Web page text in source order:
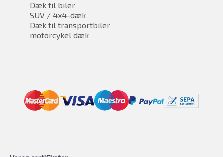
Dæk til biler
SUV / 4x4-dæk
Dæk til transportbiler
motorcykel dæk